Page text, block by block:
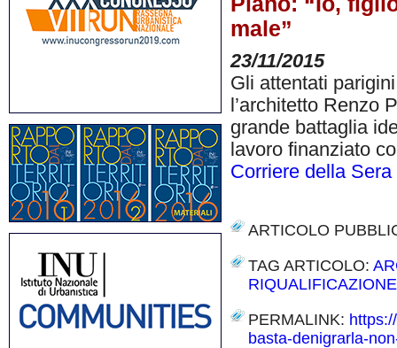
male”
23/11/2015
Gli attentati
l’architetto Renzo
grande battaglia
lavoro finanziato
Corriere della Sera
ARTICOLO
TAG ARTICOLO:
RIQUALIFICAZIONE
PERMALINK:
basta-denigrarla-